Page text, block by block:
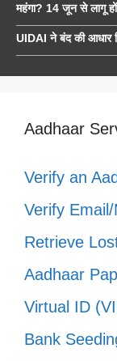
महंगा? 14 जून से लागू
UIDAI ने बंद की आधार
Aadhaar
Verify an
Verify
Retrieve
Aadhaar
Virtual ID
Bank